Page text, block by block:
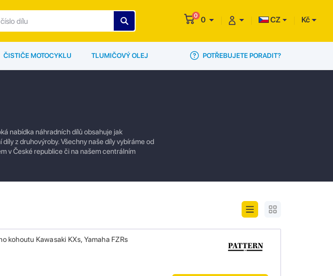
0 0 CZ Kč
ČISTIČE MOTOCYKLU TLUMIČOVÝ OLEJ POTŘEBUJETE PORADIT?
nabídka náhradních dílů obsahuje jak
z druhovýroby. Všechny naše díly vybíráme od
v České republice či na našem centrálním
kohoutu Kawasaki KXs, Yamaha FZRs